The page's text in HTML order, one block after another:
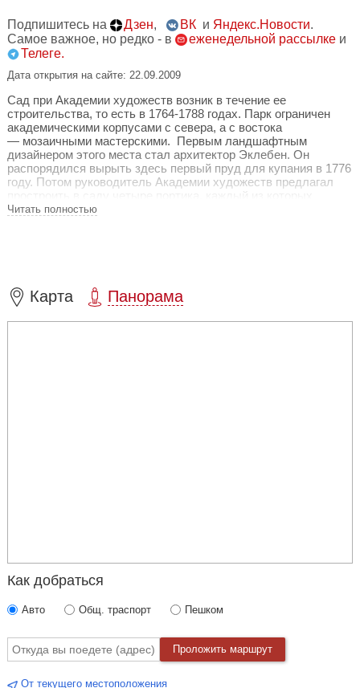
Подпишитесь на Дзен, ВК и Яндекс.Новости.
Самое важное, но редко - в
еженедельной рассылке и
Телеге.
Дата открытия на сайте: 22.09.2009
Сад при Академии художеств возник в течение ее
строительства, то есть в 1764-1788 годах. Парк ограничен
академическими корпусами с севера, а с востока
— мозаичными мастерскими. Первым ландшафтным
дизайнером этого места стал архитектор Эклебен. Он
распорядился вырыть здесь первый пруд для купания в 1776
году. Потом руководитель Академии художеств предлагал
символизировал бы искусство Древних Греции, Египта,
Регулярным сад при Академии художеств стал лишь в
середине 19 века. Планировкой пространства занялся
Читать полностью
Карта Панорама
Как добраться
Авто Общ. траспорт Пешком
Проложить маршрут
От текущего местоположения